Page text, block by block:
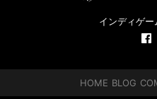
インディゲ
HOME BLOG